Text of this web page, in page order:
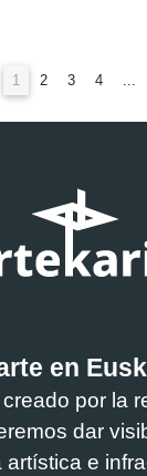
1 (current)
2 3 4
en
por la
dar
e